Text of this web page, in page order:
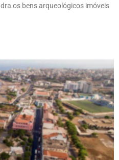
os bens arqueológicos imóveis